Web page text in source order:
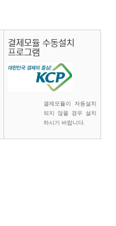
결제모듈 수동설치
프로그램
결제모듈이 자동설치
되지 않을 경우 설치
하시기 바랍니다.